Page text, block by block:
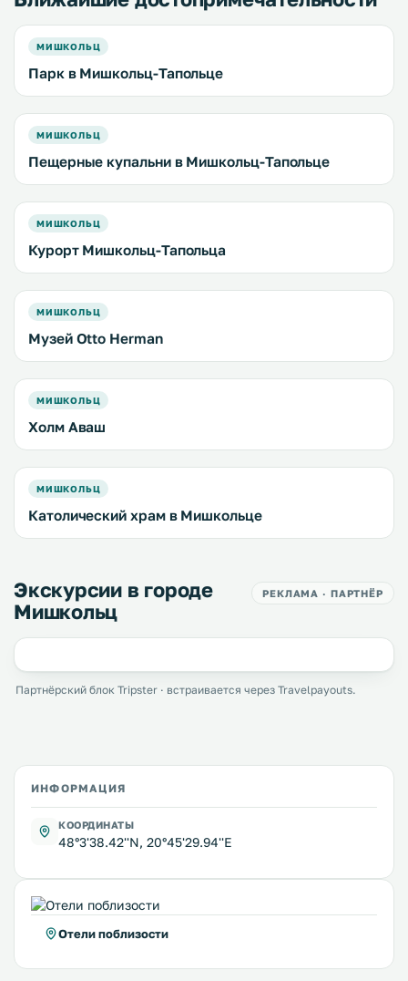
МИШКОЛЬЦ
Парк в Мишкольц-Тапольце
МИШКОЛЬЦ
Пещерные купальни в Мишкольц-Тапольце
МИШКОЛЬЦ
Курорт Мишкольц-Тапольца
МИШКОЛЬЦ
Музей Оttо Нerman
МИШКОЛЬЦ
Холм Аваш
МИШКОЛЬЦ
Католический храм в Мишкольце
Экскурсии в городе
Мишкольц
РЕКЛАМА · ПАРТНЁР
Партнёрский блок Tripster · встраивается через Travelpayouts.
ИНФОРМАЦИЯ
КООРДИНАТЫ
48°3'38.42''N, 20°45'29.94''E
Отели поблизости